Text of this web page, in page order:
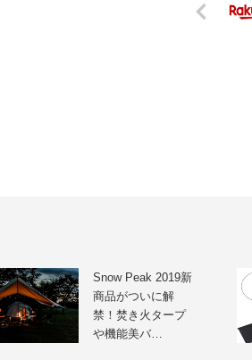
Snow Peak 2019新
商品がついに解
禁！焚き火タープ
や機能美バ…